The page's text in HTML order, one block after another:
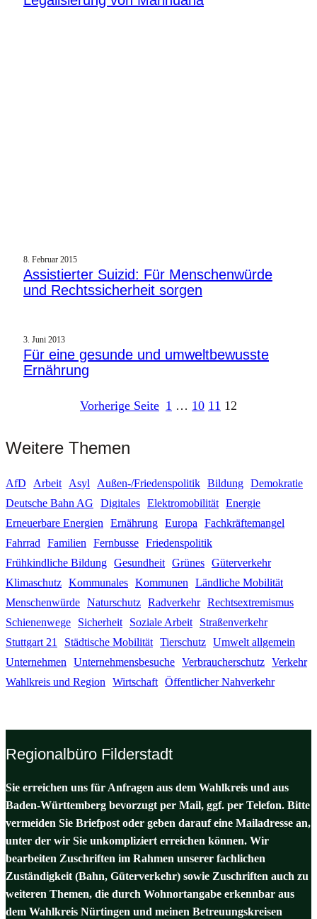
8. Februar 2015
Assistierter Suizid: Für Menschenwürde
und Rechtssicherheit sorgen
3. Juni 2013
Für eine gesunde und umweltbewusste
Ernährung
Vorherige Seite 1 … 10 11 12
Weitere Themen
AfD Arbeit Asyl Außen-/Friedenspolitik Bildung Demokratie
Deutsche Bahn AG
Digitales Elektromobilität Energie
Erneuerbare Energien
Ernährung Europa
Fachkräftemangel
Fahrrad
Familien Fernbusse Friedenspolitik
Frühkindliche Bildung Gesundheit Grünes Güterverkehr
Klimaschutz Kommunales Kommunen
Ländliche Mobilität
Menschenwürde Naturschutz Radverkehr Rechtsextremismus
Schienenwege
Sicherheit Soziale Arbeit
Straßenverkehr
Stuttgart 21
Städtische Mobilität Tierschutz Umwelt allgemein
Unternehmen
Unternehmensbesuche Verbraucherschutz Verkehr
Wahlkreis und Region
Wirtschaft Öffentlicher Nahverkehr
Regionalbüro Filderstadt
Sie erreichen uns für Anfragen aus dem Wahlkreis und aus
Baden-Württemberg bevorzugt per Mail, ggf. per Telefon. Bitte
vermeiden Sie Briefpost oder geben darauf eine Mailadresse an,
unter der wir Sie unkompliziert erreichen können. Wir
bearbeiten Zuschriften im Rahmen unserer fachlichen
Zuständigkeit (Bahn, Güterverkehr) sowie Zuschriften auch zu
weiteren Themen, die durch Wohnortangabe erkennbar aus
dem Wahlkreis Nürtingen und meinen Betreuungskreisen